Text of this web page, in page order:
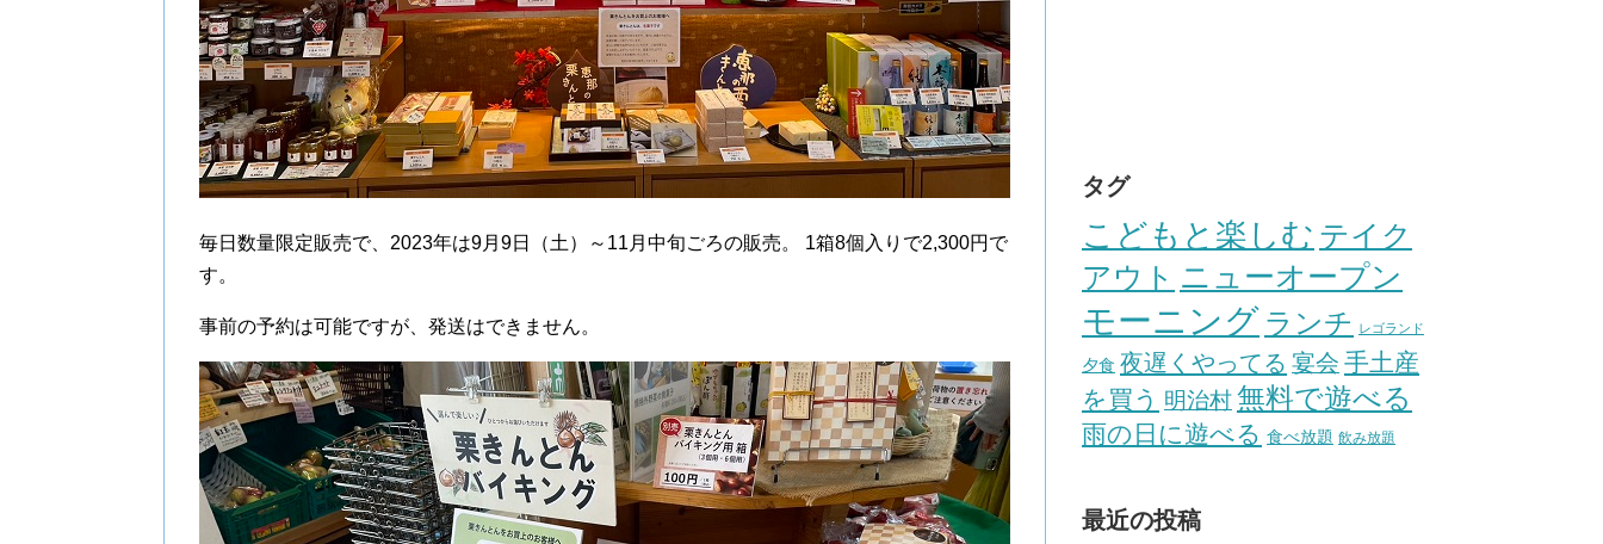
毎日数量限定販売で、2023年は9月9日（土）～11月中旬ごろの販売。 1箱8個入りで2,300円で
す。
事前の予約は可能ですが、発送はできません。
タグ
こどもと楽しむ テイク
アウト ニューオープン
モーニング ランチ レゴランド
夕食 夜遅くやってる 宴会 手土産
を買う 明治村無料で遊べる
雨の日に遊べる 食べ放題 飲み放題
最近の投稿